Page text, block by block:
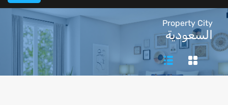
Property City
السعودية